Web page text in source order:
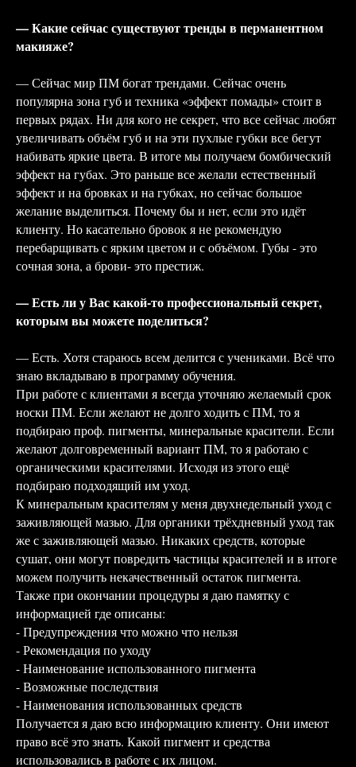
— Какие сейчас существуют тренды в перманентном
макияже?
— Сейчас мир ПМ богат трендами. Сейчас очень
популярна зона губ и техника «эффект помады» стоит в
первых рядах. Ни для кого не секрет, что все сейчас любят
увеличивать объём губ и на эти пухлые губки все бегут
набивать яркие цвета. В итоге мы получаем бомбический
эффект на губах. Это раньше все желали естественный
эффект и на бровках и на губках, но сейчас большое
желание выделиться. Почему бы и нет, если это идёт
клиенту. Но касательно бровок я не рекомендую
перебарщивать с ярким цветом и с объёмом. Губы - это
сочная зона, а брови- это престиж.
— Есть ли у Вас какой-то профессиональный секрет,
которым вы можете поделиться?
— Есть. Хотя стараюсь всем делится с учениками. Всё что
знаю вкладываю в программу обучения.
При работе с клиентами я всегда уточняю желаемый срок
носки ПМ. Если желают не долго ходить с ПМ, то я
подбираю проф. пигменты, минеральные красители. Если
желают долговременный вариант ПМ, то я работаю с
органическими красителями. Исходя из этого ещё
подбираю подходящий им уход.
К минеральным красителям у меня двухнедельный уход с
заживляющей мазью. Для органики трёхдневный уход так
же с заживляющей мазью. Никаких средств, которые
сушат, они могут повредить частицы красителей и в итоге
можем получить некачественный остаток пигмента.
Также при окончании процедуры я даю памятку с
информацией где описаны:
- Предупреждения что можно что нельзя
- Рекомендация по уходу
- Наименование использованного пигмента
- Возможные последствия
- Наименования использованных средств
Получается я даю всю информацию клиенту. Они имеют
право всё это знать. Какой пигмент и средства
использовались в работе с их лицом.